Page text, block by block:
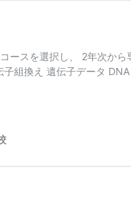
ースを選択し、 2年次か
子組換え 遺伝子データ